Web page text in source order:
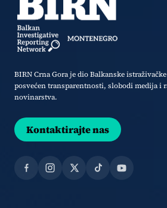
BIRN Crna Gora je dio Balkanske
posvećen transparentnosti, slobodi medija i
novinarstva.
Kontaktirajte nas
Facebook
Instagram
X TikTokYouTube